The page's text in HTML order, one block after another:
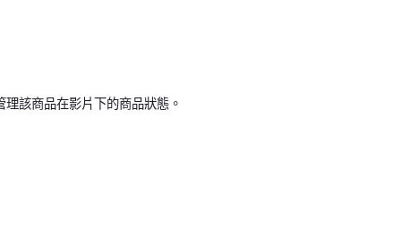
該商品在影片下的商品狀態。